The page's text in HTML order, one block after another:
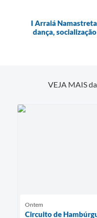
I Arraiá
dança,
VEJA MAIS
Ontem
Circuito de